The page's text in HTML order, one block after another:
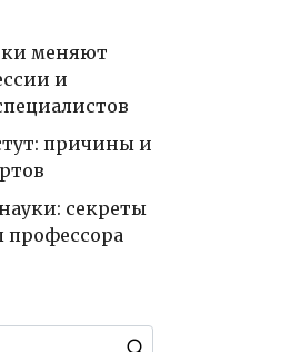
меняют
и
причины и
секреты
профессора